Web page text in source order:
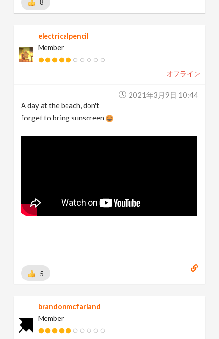
8
electricalpencil
Member
オフライン
2021年3月9日 10:44
A day at the beach, don't
forget to bring sunscreen
5
brandonmcfarland
Member